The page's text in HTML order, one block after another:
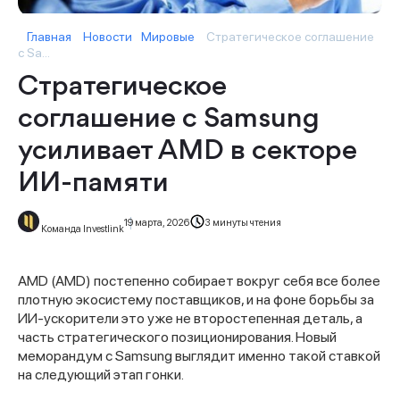
Главная Новости Мировые
Стратегическое соглашение
с Sa...
Стратегическое
соглашение с Samsung
усиливает AMD в секторе
ИИ-памяти
Команда Investlink
19 марта, 2026 3 минуты чтения
AMD (AMD) постепенно собирает вокруг себя все более
плотную экосистему поставщиков, и на фоне борьбы за
ИИ-ускорители это уже не второстепенная деталь, а
часть стратегического позиционирования. Новый
меморандум с Samsung выглядит именно такой ставкой
на следующий этап гонки.